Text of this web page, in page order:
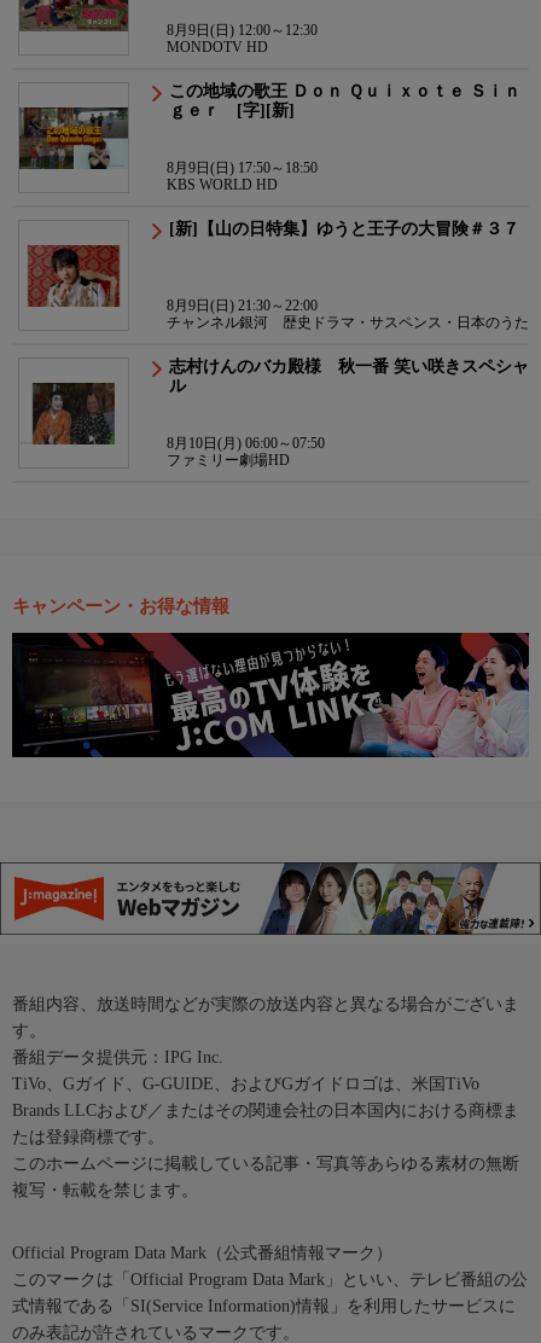
8月9日(日) 12:00～12:30
MONDOTV HD
この地域の歌王 Ｄｏｎ Ｑｕｉｘｏｔｅ Ｓｉｎ
ｇｅｒ [字][新]
8月9日(日) 17:50～18:50
KBS WORLD HD
[新]【山の日特集】ゆうと王子の大冒険＃３７
8月9日(日) 21:30～22:00
チャンネル銀河 歴史ドラマ・サスペンス・日本のうた
志村けんのバカ殿様 秋一番 笑い咲きスペシャ
ル
8月10日(月) 06:00～07:50
ファミリー劇場HD
キャンペーン・お得な情報
番組内容、放送時間などが実際の放送内容と異なる場合がございま
す。
番組データ提供元：IPG Inc.
TiVo、Gガイド、G-GUIDE、およびGガイドロゴは、米国TiVo
Brands LLCおよび／またはその関連会社の日本国内における商標ま
たは登録商標です。
このホームページに掲載している記事・写真等あらゆる素材の無断
複写・転載を禁じます。
Official Program Data Mark（公式番組情報マーク）
このマークは「Official Program Data Mark」といい、テレビ番組の公
式情報である「SI(Service Information)情報」を利用したサービスに
のみ表記が許されているマークです。